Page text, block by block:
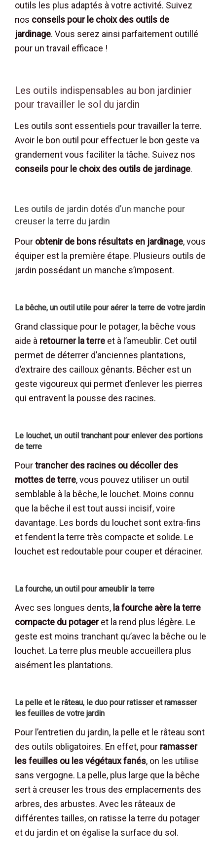
outils les plus adaptés à votre activité. Suivez
nos conseils pour le choix des outils de
jardinage. Vous serez ainsi parfaitement outillé
pour un travail efficace !
Les outils indispensables au bon jardinier
pour travailler le sol du jardin
Les outils sont essentiels pour travailler la terre.
Avoir le bon outil pour effectuer le bon geste va
grandement vous faciliter la tâche. Suivez nos
conseils pour le choix des outils de jardinage.
Les outils de jardin dotés d’un manche pour
creuser la terre du jardin
Pour obtenir de bons résultats en jardinage, vous
équiper est la première étape. Plusieurs outils de
jardin possédant un manche s’imposent.
La bêche, un outil utile pour aérer la terre de votre jardin
Grand classique pour le potager, la bêche vous
aide à retourner la terre et à l’ameublir. Cet outil
permet de déterrer d’anciennes plantations,
d’extraire des cailloux gênants. Bêcher est un
geste vigoureux qui permet d’enlever les pierres
qui entravent la pousse des racines.
Le louchet, un outil tranchant pour enlever des portions
de terre
Pourtrancher des racines ou décoller des
mottes de terre, vous pouvez utiliser un outil
semblable à la bêche, le louchet. Moins connu
que la bêche il est tout aussi incisif, voire
davantage. Les bords du louchet sont extra-fins
et fendent la terre très compacte et solide. Le
louchet est redoutable pour couper et déraciner.
La fourche, un outil pour ameublir la terre
Avec ses longues dents, la fourche aère la terre
compacte du potageret la rend plus légère. Le
geste est moins tranchant qu’avec la bêche ou le
louchet. La terre plus meuble accueillera plus
aisément les plantations.
La pelle et le râteau, le duo pour ratisser et ramasser
les feuilles de votre jardin
Pour l’entretien du jardin, la pelle et le râteau sont
des outils obligatoires. En effet, pour ramasser
les feuilles ou les végétaux fanés, on les utilise
sans vergogne. La pelle, plus large que la bêche
sert à creuser les trous des emplacements des
arbres, des arbustes. Avec les râteaux de
différentes tailles, on ratisse la terre du potager
et du jardin et on égalise la surface du sol.